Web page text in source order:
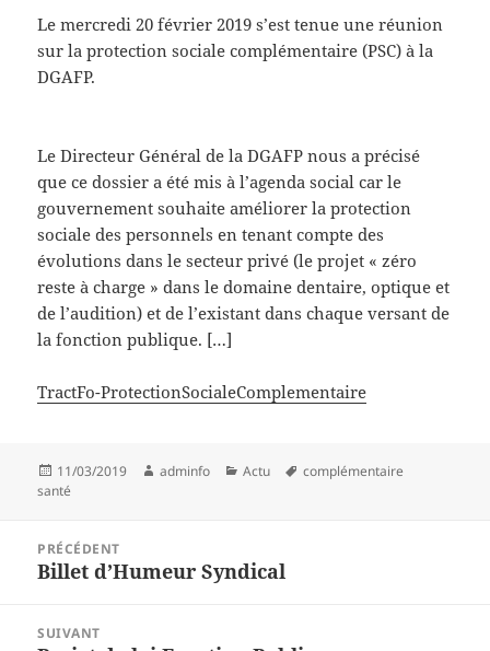
Le mercredi 20 février 2019 s’est tenue une réunion
sur la protection sociale complémentaire (PSC) à la
DGAFP.
Le Directeur Général de la DGAFP nous a précisé
que ce dossier a été mis à l’agenda social car le
gouvernement souhaite améliorer la protection
sociale des personnels en tenant compte des
évolutions dans le secteur privé (le projet « zéro
reste à charge » dans le domaine dentaire, optique et
de l’audition) et de l’existant dans chaque versant de
la fonction publique. […]
TractFo-ProtectionSocialeComplementaire
Publié
le
11/03/2019 Auteur
adminfo Catégories
Actu
Mots-
complémentaire
santé
l’article
PRÉCÉDENT
Article
Billet d’Humeur Syndical
SUIVANT